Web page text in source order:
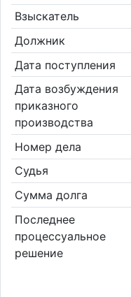
Взыскатель
Должник
Дата поступления
Дата возбуждения
приказного
производства
Номер дела
Судья
Сумма долга
Последнее
процессуальное
решение